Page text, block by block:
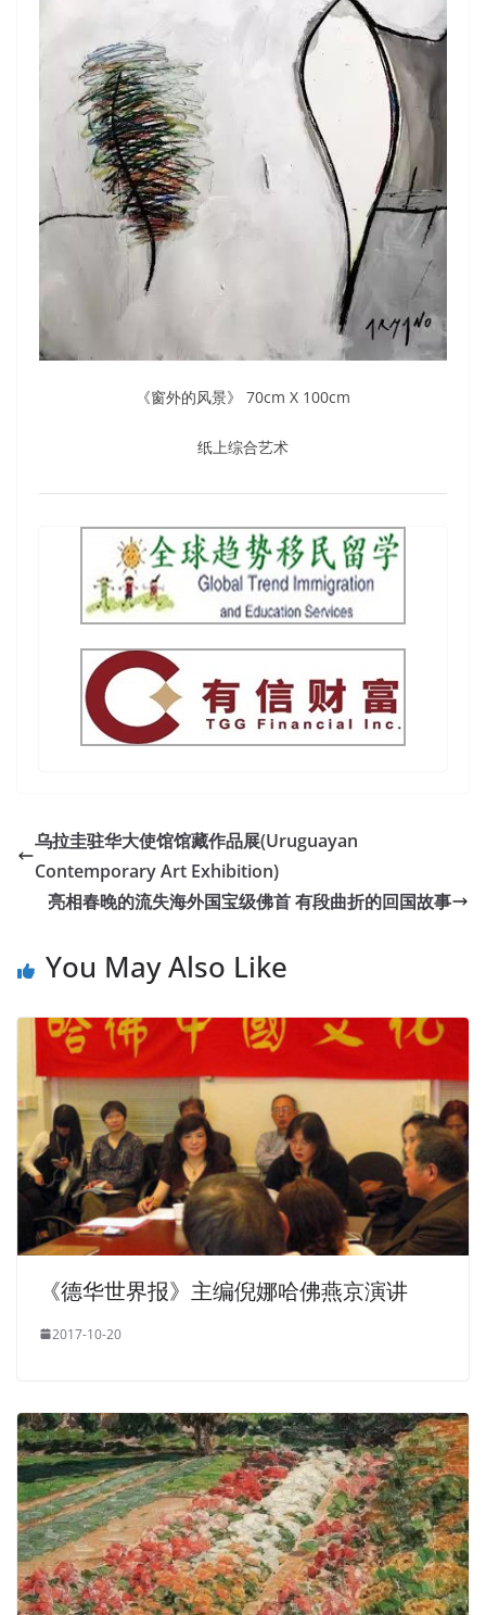
《窗外的风景》 70cm X 100cm
纸上综合艺术
乌拉圭驻华大使馆馆藏作品展(Uruguayan
Contemporary Art Exhibition)
亮相春晚的流失海外国宝级佛首 有段曲折的回国故事
You May Also Like
《德华世界报》主编倪娜哈佛燕京演讲
2017-10-20